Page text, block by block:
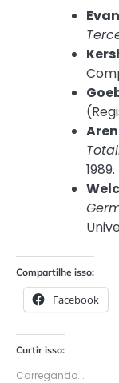
1989.
Compartilhe isso:
Facebook
Curtir isso:
Carregando...